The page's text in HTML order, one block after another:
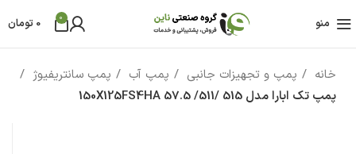
منو 0
0 تومان
خانه پمپ و تجهیزات جانبی پمپ آب
پمپ سانتریفیوژ
پمپ تک ابارا مدل 150X125FS4HA 57.5 /511/ 515